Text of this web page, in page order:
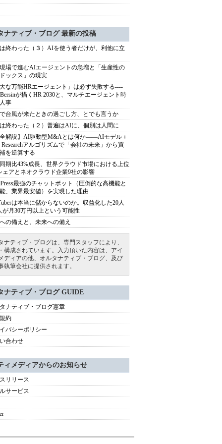
ナティブ・ブログ 最新の投稿
終わった（３）AIを使う者だけが、利他に立
場で進むAIエージェントの急増と「生産性の
ックス」の現実
な万能HRエージェント」は必ず失敗する----
Bersinが描くHR 2030と、マルチエージェント時
事
台風が来たときの過ごし方、とでも言うか
終わった（２）普遍はAIに、個別は人間に
解説】AI駆動型M&Aとは何か――AIモデル＋
Researchアルゴリズムで「会社の未来」から買
を逆算する
期比43%成長、世界クラウド市場における上位
ェアとネオクラウド企業9社の影響
最強のチャットボット（圧倒的な高機能と
、業界最安値）を実現した理由
は本当に儲からないのか。収益化した20人
が月30万円以上という可能性
の備えと、未来への備え
ナティブ・ブログは、専門スタッフにより、
構成されています。入力頂いた内容は、アイ
ディアの他、オルタナティブ・ブログ、及び
執筆会社に提供されます。
ナティブ・ブログ GUIDE
ナティブ・ブログ憲章
約
バシーポリシー
合わせ
ィメディアからのお知らせ
リリース
サービス